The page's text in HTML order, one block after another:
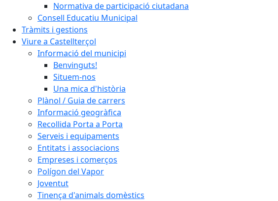
Normativa de participació ciutadana
Consell Educatiu Municipal
Tràmits i gestions
Viure a Castellterçol
Informació del municipi
Benvinguts!
Situem-nos
Una mica d'història
Plànol / Guia de carrers
Informació geogràfica
Recollida Porta a Porta
Serveis i equipaments
Entitats i associacions
Empreses i comerços
Polígon del Vapor
Joventut
Tinença d'animals domèstics